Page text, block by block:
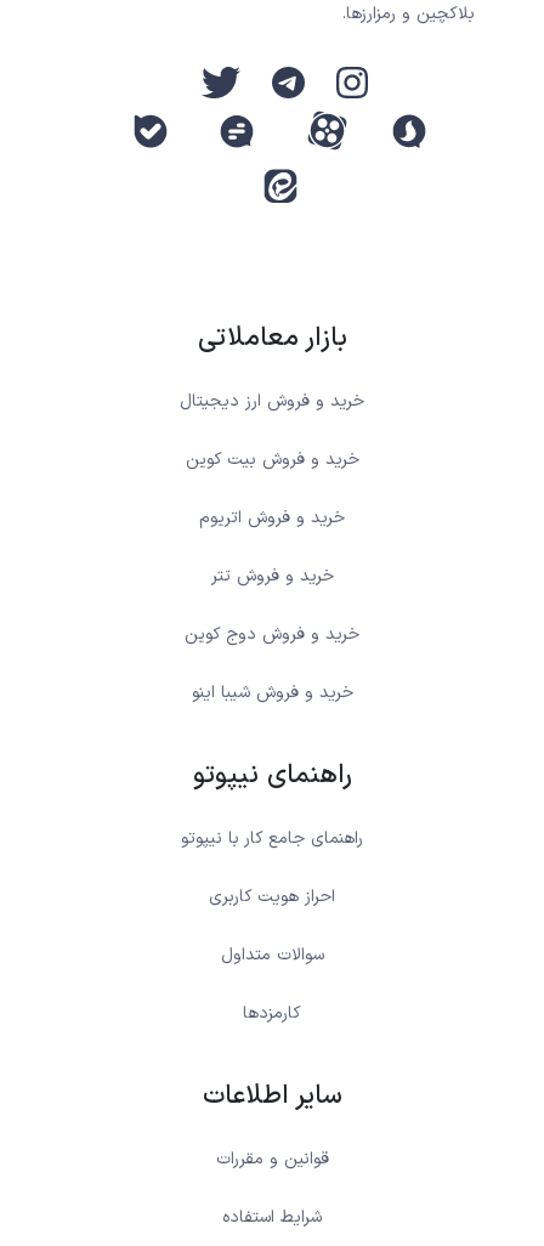
بلاکچین و رمزارزها.
بازار معاملاتی
خرید و فروش ارز دیجیتال
خرید و فروش بیت کوین
خرید و فروش اتریوم
خرید و فروش تتر
خرید و فروش دوج کوین
خرید و فروش شیبا اینو
راهنمای نیپوتو
راهنمای جامع کار با نیپوتو
احراز هویت کاربری
سوالات متداول
کارمزدها
سایر اطلاعات
قوانین و مقررات
شرایط استفاده